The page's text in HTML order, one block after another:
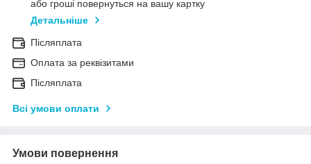
або гроші повернуться на вашу картку
Детальніше
Післяплата
Оплата за реквізитами
Післяплата
Всі умови оплати
Умови повернення